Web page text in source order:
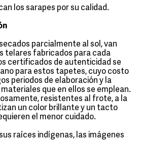
los sarapes por su calidad.
parcialmente al sol, van
telares fabricados para cada
certificados de autenticidad se
para estos tapetes, cuyo costo
periodos de elaboración y la
que en ellos se emplean.
resistentes al frote, a la
un color brillante y un tacto
el menor cuidado.
raíces indígenas, las imágenes